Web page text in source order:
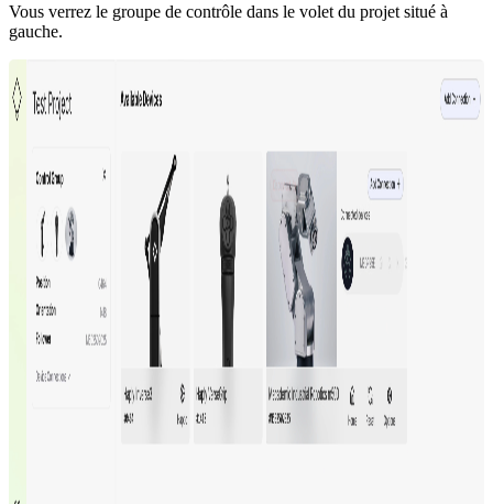
Vous verrez le groupe de contrôle dans le volet du projet situé à
gauche.